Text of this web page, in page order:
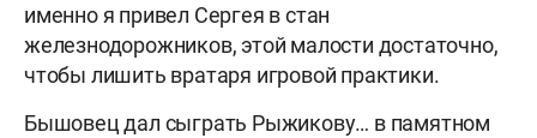
именно я привел Сергея в стан
железнодорожников, этой малости достаточно,
чтобы лишить вратаря игровой практики.
Бышовец дал сыграть Рыжикову… в памятном